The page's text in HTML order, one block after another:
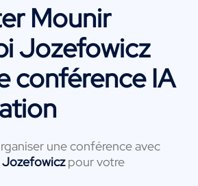
Mounir
Jozefowicz
conférence IA
une conférence avec
Jozefowiczpour votre